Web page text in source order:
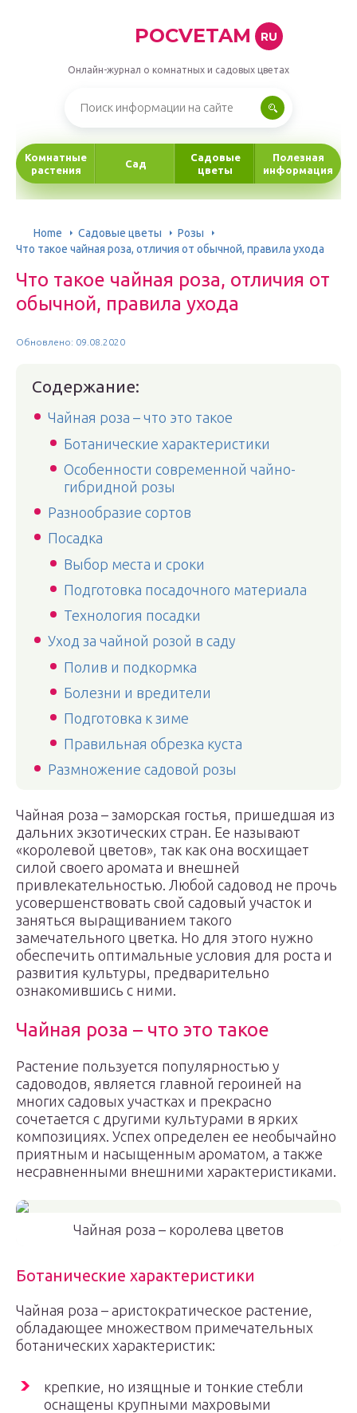
POCVETAM RU
Онлайн-журнал о комнатных и садовых цветах
Комнатные
растения
Сад
Садовые
цветы
Полезная
информация
Home Садовые цветы
Розы
Что такое чайная роза, отличия от обычной, правила ухода
Что такое чайная роза, отличия от
обычной, правила ухода
Обновлено: 09.08.2020
Содержание:
Чайная роза – что это такое
Ботанические характеристики
Особенности современной чайно-
гибридной розы
Разнообразие сортов
Посадка
Выбор места и сроки
Подготовка посадочного материала
Технология посадки
Уход за чайной розой в саду
Полив и подкормка
Болезни и вредители
Подготовка к зиме
Правильная обрезка куста
Размножение садовой розы
Чайная роза – заморская гостья, пришедшая из
дальних экзотических стран. Ее называют
«королевой цветов», так как она восхищает
силой своего аромата и внешней
привлекательностью. Любой садовод не прочь
усовершенствовать свой садовый участок и
заняться выращиванием такого
замечательного цветка. Но для этого нужно
обеспечить оптимальные условия для роста и
развития культуры, предварительно
ознакомившись с ними.
Чайная роза – что это такое
Растение пользуется популярностью у
садоводов, является главной героиней на
многих садовых участках и прекрасно
сочетается с другими культурами в ярких
композициях. Успех определен ее необычайно
приятным и насыщенным ароматом, а также
несравненными внешними характеристиками.
Чайная роза – королева цветов
Ботанические характеристики
Чайная роза – аристократическое растение,
обладающее множеством примечательных
ботанических характеристик:
крепкие, но изящные и тонкие стебли
оснащены крупными махровыми